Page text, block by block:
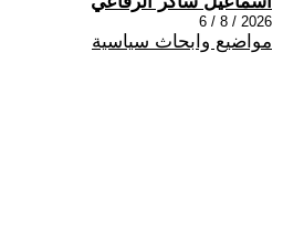
2026 / 8 / 6
مواضيع وابحاث سياسية